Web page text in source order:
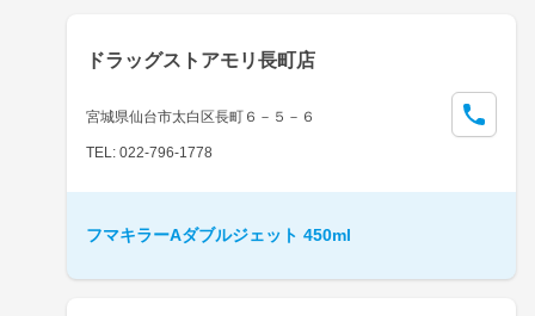
ドラッグストアモリ長町店
宮城県仙台市太白区長町６－５－６
TEL: 022-796-1778
フマキラーAダブルジェット 450ml